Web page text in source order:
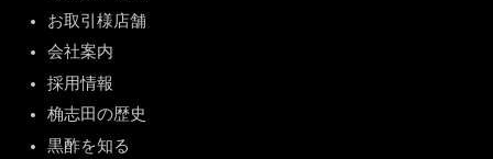
お取引様店舗
会社案内
採用情報
桷志田の歴史
黒酢を知る